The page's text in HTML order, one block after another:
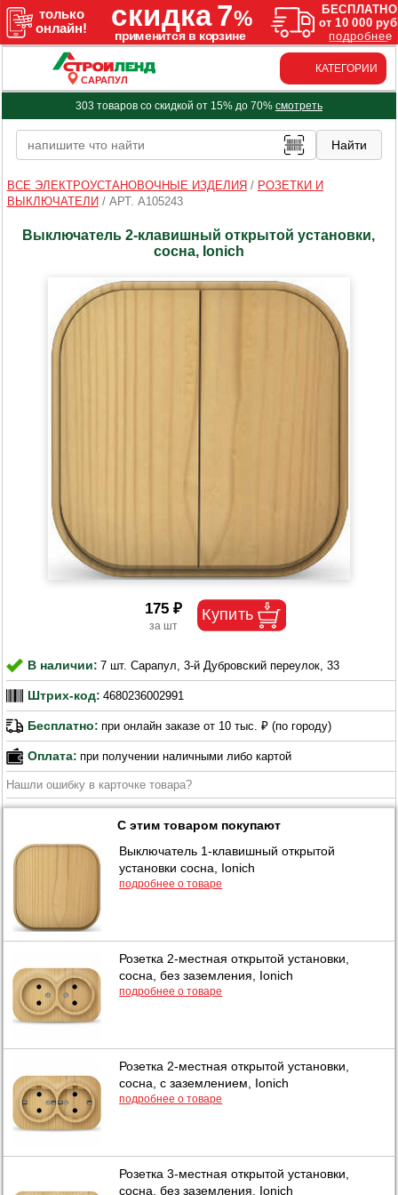
САРАПУЛ
КАТЕГОРИИ
303 товаров со скидкой от 15% до 70% смотреть
ВСЕ ЭЛЕКТРОУСТАНОВОЧНЫЕ ИЗДЕЛИЯ / РОЗЕТКИ И
ВЫКЛЮЧАТЕЛИ / АРТ. A105243
Выключатель 2-клавишный открытой установки,
сосна, Ionich
175 ₽
В наличии: 7 шт. Сарапул, 3-й Дубровский переулок, 33
Штрих-код: 4680236002991
Бесплатно: при онлайн заказе от 10 тыс. ₽ (по городу)
Оплата: при получении наличными либо картой
Нашли ошибку в карточке товара?
С этим товаром покупают
Выключатель 1-клавишный открытой
установки сосна, Ionich
подробнее о товаре
Розетка 2-местная открытой установки,
сосна, без заземления, Ionich
подробнее о товаре
Розетка 2-местная открытой установки,
сосна, с заземлением, Ionich
подробнее о товаре
Розетка 3-местная открытой установки,
сосна, без заземления, Ionich